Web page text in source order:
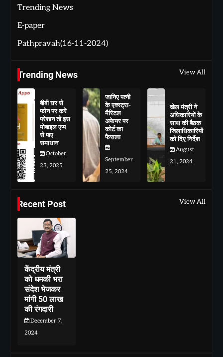
Trending News
E-paper
Pathpravah(16-11-2024)
Trending News View All
बीबी घर से
फोन पर करें
परेशान तो इस
मोबाइल एप्प
से पाए
समाधान
October
23, 2025
जानिए पत्नी
के एक्स्ट्रा-
मैरिटल
अफेयर पर
कोर्ट का
फैसला
September
25, 2024
खेल मंत्री ने
अधिकारियों के
साथ की बैठक
जिलाधिकारियों
को दिए निर्देश
August
21, 2024
Recent Post View All
केंद्रीय मंत्री
को धमकी भरा
संदेश भेजकर
मांगी 50 लाख
की रंगदारी
December 7,
2024